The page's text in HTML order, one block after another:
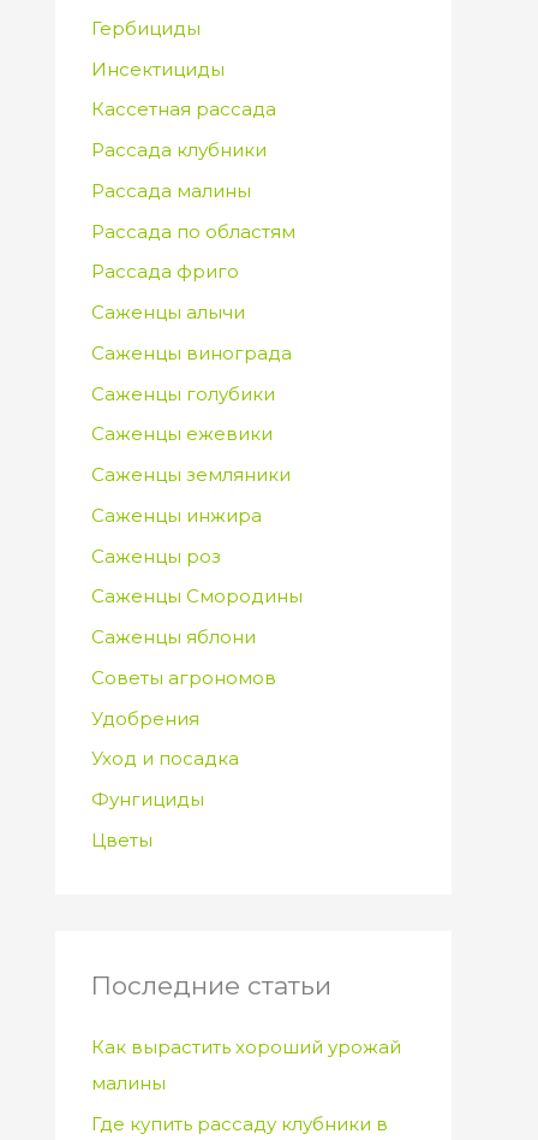
Гербициды
Инсектициды
Кассетная рассада
Рассада клубники
Рассада малины
Рассада по областям
Рассада фриго
Саженцы алычи
Саженцы винограда
Саженцы голубики
Саженцы ежевики
Саженцы земляники
Саженцы инжира
Саженцы роз
Саженцы Смородины
Саженцы яблони
Советы агрономов
Удобрения
Уход и посадка
Фунгициды
Цветы
Последние статьи
Как вырастить хороший урожай
малины
Где купить рассаду клубники в